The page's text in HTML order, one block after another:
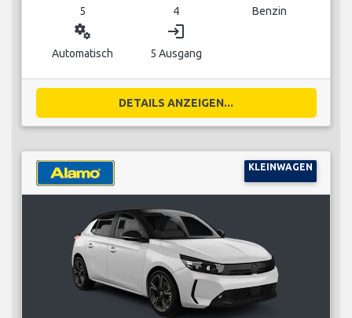
5 4 Benzin
miscellaneous_services
Automatisch
login
5 Ausgang
DETAILS ANZEIGEN...
KLEINWAGEN